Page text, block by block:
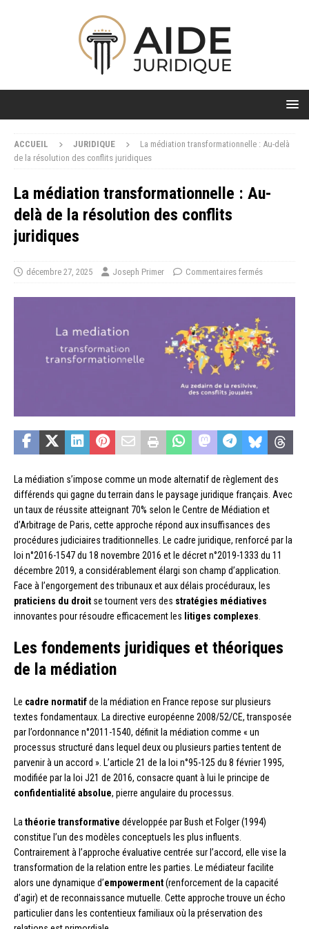
ACCUEIL JURIDIQUE
La médiation transformationnelle : Au-delà
de la résolution des conflits juridiques
La médiation transformationnelle : Au-
delà de la résolution des conflits
juridiques
décembre 27, 2025 Joseph Primer Commentaires fermés
La médiation s’impose comme un mode alternatif de règlement des
différends qui gagne du terrain dans le paysage juridique français. Avec
un taux de réussite atteignant 70% selon le Centre de Médiation et
d’Arbitrage de Paris, cette approche répond aux insuffisances des
procédures judiciaires traditionnelles. Le cadre juridique, renforcé par la
loi n°2016-1547 du 18 novembre 2016 et le décret n°2019-1333 du 11
décembre 2019, a considérablement élargi son champ d’application.
Face à l’engorgement des tribunaux et aux délais procéduraux, les
praticiens du droit se tournent vers des stratégies médiatives
innovantes pour résoudre efficacement les litiges complexes.
Les fondements juridiques et théoriques
de la médiation
Le cadre normatifde la médiation en France repose sur plusieurs
textes fondamentaux. La directive européenne 2008/52/CE, transposée
par l’ordonnance n°2011-1540, définit la médiation comme « un
processus structuré dans lequel deux ou plusieurs parties tentent de
parvenir à un accord ». L’article 21 de la loi n°95-125 du 8 février 1995,
modifiée par la loi J21 de 2016, consacre quant à lui le principe de
confidentialité absolue, pierre angulaire du processus.
Lathéorie transformative développée par Bush et Folger (1994)
constitue l’un des modèles conceptuels les plus influents.
Contrairement à l’approche évaluative centrée sur l’accord, elle vise la
transformation de la relation entre les parties. Le médiateur facilite
alors une dynamique d’empowerment(renforcement de la capacité
d’agir) et de reconnaissance mutuelle. Cette approche trouve un écho
particulier dans les contentieux familiaux où la préservation des